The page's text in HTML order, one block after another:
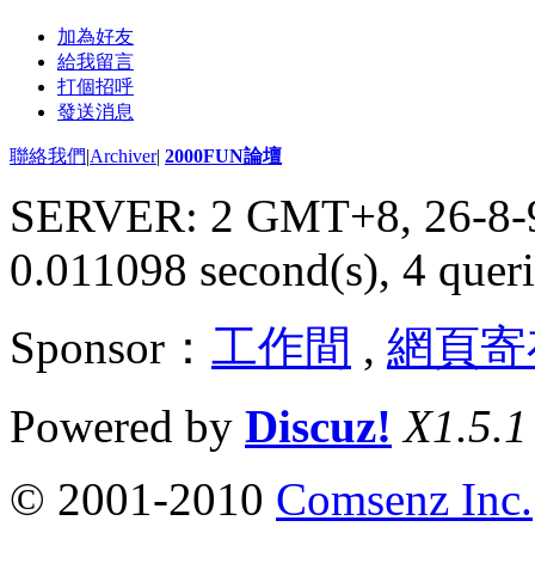
加為好友
給我留言
打個招呼
發送消息
聯絡我們|Archiver| 2000FUN論壇
SERVER: 2 GMT+8, 26-
0.011098 second(s), 4
Sponsor： 工作間 , 網頁
Powered by Discuz! X1.5.1
© 2001-2010 Comsenz Inc.